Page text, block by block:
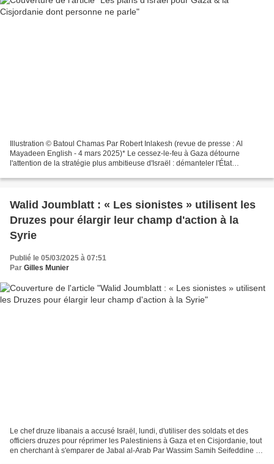
Illustration © Batoul Chamas Par Robert Inlakesh (revue de presse : Al
Mayadeen English - 4 mars 2025)* Le cessez-le-feu à Gaza détourne
l'attention de la stratégie plus ambitieuse d'Israël : démanteler l'État
Walid Joumblatt : « Les sionistes » utilisent les
Druzes pour élargir leur champ d'action à la
Syrie
Publié le 05/03/2025 à 07:51
Par Gilles Munier
Le chef druze libanais a accusé Israël, lundi, d'utiliser des soldats et des
officiers druzes pour réprimer les Palestiniens à Gaza et en Cisjordanie, tout
en cherchant à s'emparer de Jabal al-Arab Par Wassim Samih Seifeddine et